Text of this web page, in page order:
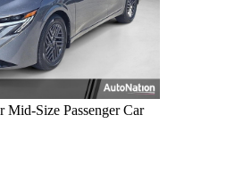
Mid-Size Passenger Car